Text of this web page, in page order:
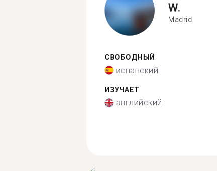
W.
Madrid
СВОБОДНЫЙ
испанский
ИЗУЧАЕТ
английский